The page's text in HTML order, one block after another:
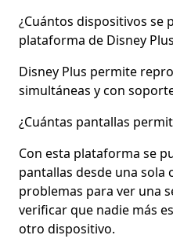
¿Cuántos dispositivos se
plataforma de Disney
Disney Plus permite
simultáneas y con
¿Cuántas pantallas
Con esta plataforma se
pantallas desde una sola
problemas para ver una
verificar que nadie más
otro dispositivo.